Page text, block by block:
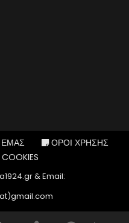
ΟΡΟΙ ΧΡΗΣΗΣ
& Email: